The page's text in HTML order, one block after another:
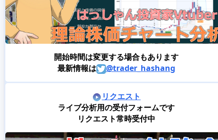
開始時間は変更する場合もあります
最新情報は
@trader_hashang
リクエスト
ライブ分析用の受付フォームです
リクエスト常時受付中